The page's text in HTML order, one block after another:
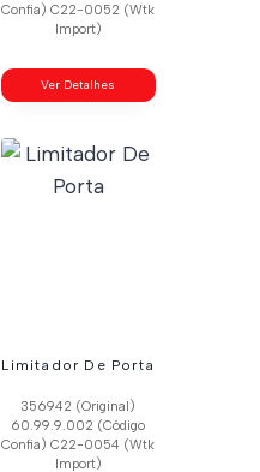
Confia) C22-0052 (Wtk
Import)
Ver Detalhes
Limitador De Porta
356942 (Original)
60.99.9.002 (Código
Confia) C22-0054 (Wtk
Import)